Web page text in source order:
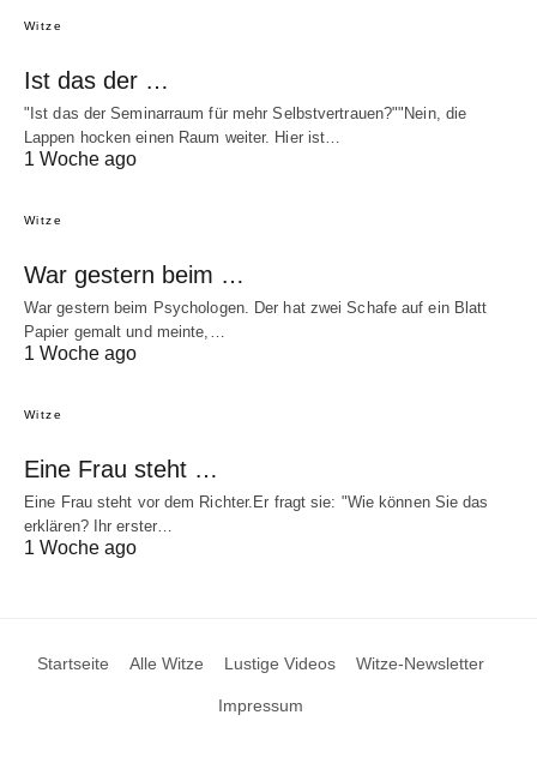
Witze
Ist das der …
"Ist das der Seminarraum für mehr Selbstvertrauen?""Nein, die
Lappen hocken einen Raum weiter. Hier ist…
1 Woche ago
Witze
War gestern beim …
War gestern beim Psychologen. Der hat zwei Schafe auf ein Blatt
Papier gemalt und meinte,…
1 Woche ago
Witze
Eine Frau steht …
Eine Frau steht vor dem Richter.Er fragt sie: "Wie können Sie das
erklären? Ihr erster…
1 Woche ago
Startseite Alle Witze Lustige Videos Witze-Newsletter
Impressum